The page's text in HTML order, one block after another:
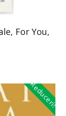
For You,
Reduceri!